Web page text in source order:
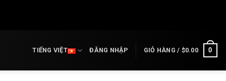
TIẾNG VIỆT ĐĂNG NHẬP GIỎ HÀNG / $0.00 0